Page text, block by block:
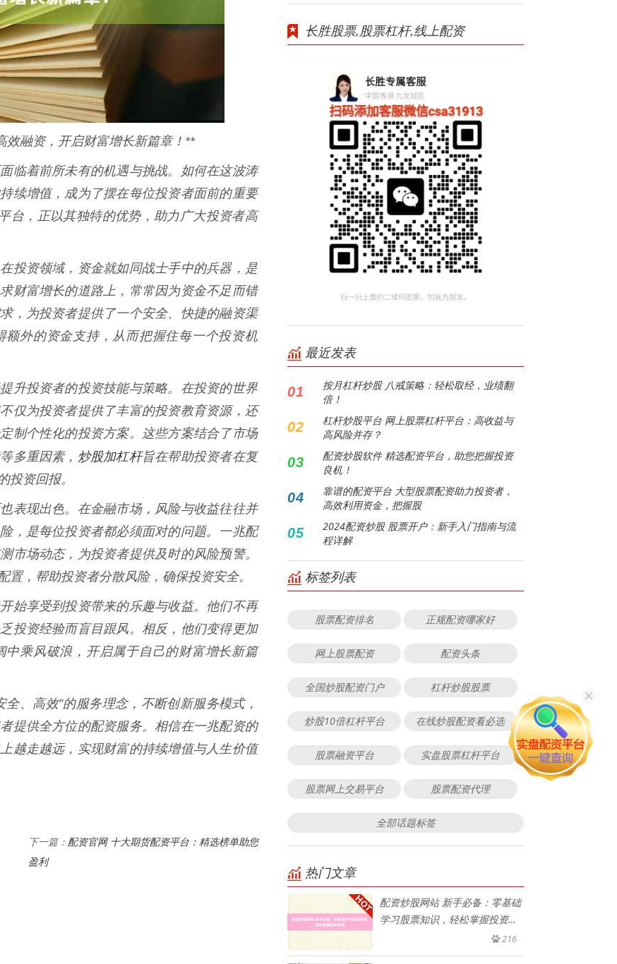
效融资，开启财富增长新篇章！**
临着前所未有的机遇与挑战。如何在这波涛
续增值，成为了摆在每位投资者面前的重要
台，正以其独特的优势，助力广大投资者高
投资领域，资金就如同战士手中的兵器，是
财富增长的道路上，常常因为资金不足而错
，为投资者提供了一个安全、快捷的融资渠
外的资金支持，从而把握住每一个投资机
升投资者的投资技能与策略。在投资的世界
仅为投资者提供了丰富的投资教育资源，还
制个性化的投资方案。这些方案结合了市场
多重因素， 炒股加杠杆旨在帮助投资者在复
投资回报。
表现出色。在金融市场，风险与收益往往并
，是每位投资者都必须面对的问题。一兆配
市场动态，为投资者提供及时的风险预警。
，帮助投资者分散风险，确保投资安全。
始享受到投资带来的乐趣与收益。他们不再
投资经验而盲目跟风。相反，他们变得更加
乘风破浪，开启属于自己的财富增长新篇
、高效”的服务理念，不断创新服务模式，
提供全方位的配资服务。相信在一兆配资的
越走越远，实现财富的持续增值与人生价值
下一篇： 配资官网 十大期货配资平台：精选榜单助您
盈利
长胜股票,股票杠杆,线上配资
最近发表
01
按月杠杆炒股 八戒策略：轻松取经，业绩翻
倍！
02
杠杆炒股平台 网上股票杠杆平台：高收益与
高风险并存？
03
配资炒股软件 精选配资平台，助您把握投资
良机！
04
靠谱的配资平台 大型股票配资助力投资者，
高效利用资金，把握股
05
2024配资炒股 股票开户：新手入门指南与流
程详解
标签列表
股票配资排名 正规配资哪家好
网上股票配资 配资头条
全国炒股配资门户 杠杆炒股股票
炒股10倍杠杆平台 在线炒股配资看必选
股票融资平台 实盘股票杠杆平台
股票网上交易平台 股票配资代理
全部话题标签
热门文章
配资炒股网站 新手必备：零基础
学习股票知识，轻松掌握投资诀
216